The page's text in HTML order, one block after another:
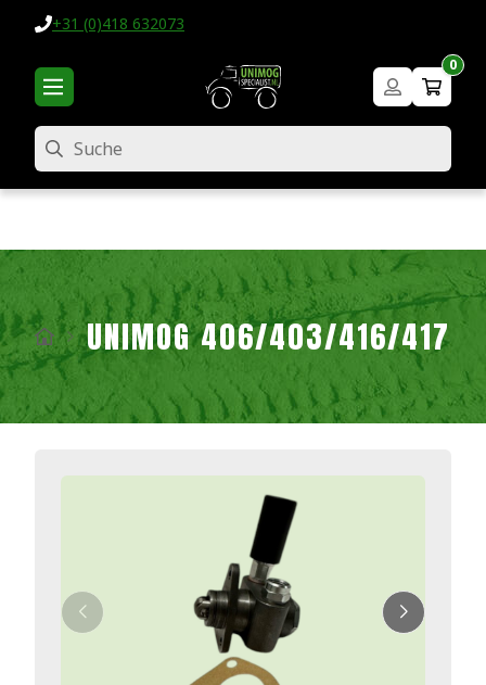
+31 (0)418 632073
0
Suche
UNIMOG 406/403/416/417